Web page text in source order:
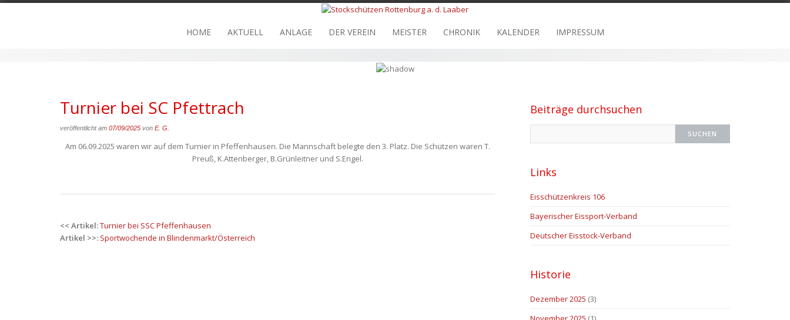
HOME AKTUELL ANLAGE DER VEREIN MEISTER CHRONIK KALENDER IMPRESSUM
Turnier bei SC Pfettrach
veröffentlicht am 07/09/2025 von E. G.
Am 06.09.2025 waren wir auf dem Turnier in Pfeffenhausen. Die Mannschaft belegte den 3. Platz. Die Schützen waren T.
Preuß, K.Attenberger, B.Grünleitner und S.Engel.
Post
navigation
<< Artikel:Turnier bei SSC Pfeffenhausen
Artikel >>: Sportwochende in Blindenmarkt/Österreich
Beiträge durchsuchen
Links
Eisschützenkreis 106
Bayerischer Eissport-Verband
Deutscher Eisstock-Verband
Historie
Dezember 2025 (3)